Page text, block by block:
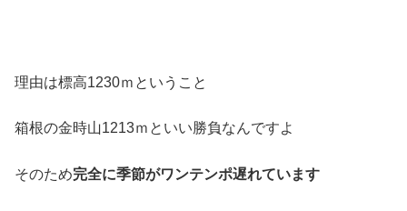
理由は標高1230ｍということ
箱根の金時山1213ｍといい勝負なんですよ
そのため完全に季節がワンテンポ遅れています